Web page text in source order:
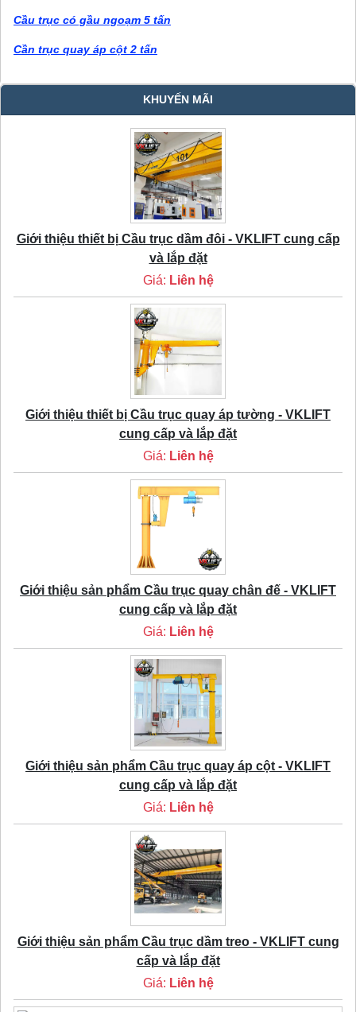
Cầu trục có gầu ngoạm 5 tấn
Cần trục quay áp cột 2 tấn
KHUYẾN MÃI
Giới thiệu thiết bị Cầu trục dầm đôi - VKLIFT cung cấp
và lắp đặt
Giá: Liên hệ
Giới thiệu thiết bị Cầu trục quay áp tường - VKLIFT
cung cấp và lắp đặt
Giá: Liên hệ
Giới thiệu sản phẩm Cầu trục quay chân đế - VKLIFT
cung cấp và lắp đặt
Giá: Liên hệ
Giới thiệu sản phẩm Cầu trục quay áp cột - VKLIFT
cung cấp và lắp đặt
Giá: Liên hệ
Giới thiệu sản phẩm Cầu trục dầm treo - VKLIFT cung
cấp và lắp đặt
Giá: Liên hệ